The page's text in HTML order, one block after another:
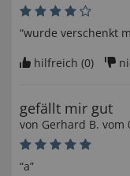
“wurde verschenkt
hilfreich (0)
gefällt mir gut
von Gerhard B. vom
“a”